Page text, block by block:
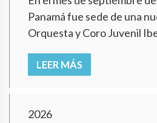
Panamá fue sede de una
Orquesta y Coro Juvenil
LEER MÁS
2026